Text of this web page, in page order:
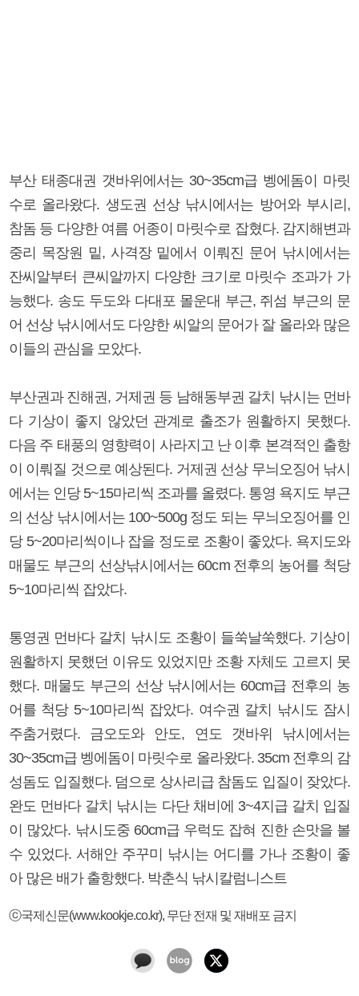
부산 태종대권 갯바위에서는 30~35cm급 벵에돔이 마릿
수로 올라왔다. 생도권 선상 낚시에서는 방어와 부시리,
참돔 등 다양한 여름 어종이 마릿수로 잡혔다. 감지해변과
중리 목장원 밑, 사격장 밑에서 이뤄진 문어 낚시에서는
잔씨알부터 큰씨알까지 다양한 크기로 마릿수 조과가 가
능했다. 송도 두도와 다대포 몰운대 부근, 쥐섬 부근의 문
어 선상 낚시에서도 다양한 씨알의 문어가 잘 올라와 많은
이들의 관심을 모았다.
부산권과 진해권, 거제권 등 남해동부권 갈치 낚시는 먼바
다 기상이 좋지 않았던 관계로 출조가 원활하지 못했다.
다음 주 태풍의 영향력이 사라지고 난 이후 본격적인 출항
이 이뤄질 것으로 예상된다. 거제권 선상 무늬오징어 낚시
에서는 인당 5~15마리씩 조과를 올렸다. 통영 욕지도 부근
의 선상 낚시에서는 100~500g 정도 되는 무늬오징어를 인
당 5~20마리씩이나 잡을 정도로 조황이 좋았다. 욕지도와
매물도 부근의 선상낚시에서는 60cm 전후의 농어를 척당
5~10마리씩 잡았다.
통영권 먼바다 갈치 낚시도 조황이 들쑥날쑥했다. 기상이
원활하지 못했던 이유도 있었지만 조황 자체도 고르지 못
했다. 매물도 부근의 선상 낚시에서는 60cm급 전후의 농
어를 척당 5~10마리씩 잡았다. 여수권 갈치 낚시도 잠시
주춤거렸다. 금오도와 안도, 연도 갯바위 낚시에서는
30~35cm급 벵에돔이 마릿수로 올라왔다. 35cm 전후의 감
성돔도 입질했다. 덤으로 상사리급 참돔도 입질이 잦았다.
완도 먼바다 갈치 낚시는 다단 채비에 3~4지급 갈치 입질
이 많았다. 낚시도중 60cm급 우럭도 잡혀 진한 손맛을 볼
수 있었다. 서해안 주꾸미 낚시는 어디를 가나 조황이 좋
아 많은 배가 출항했다. 박춘식 낚시칼럼니스트
ⓒ국제신문(www.kookje.co.kr), 무단 전재 및 재배포 금지